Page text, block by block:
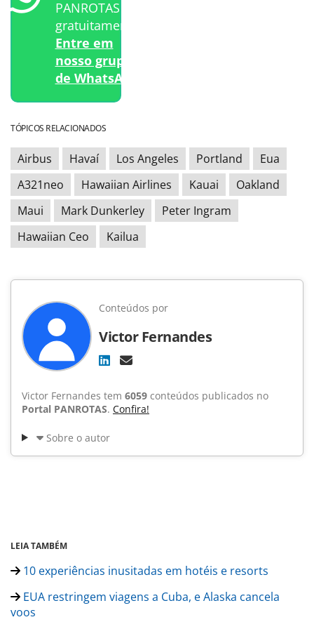
PANROTAS
gratuitamente?
Entre em
nosso grupo
de WhatsApp.
TÓPICOS RELACIONADOS
Airbus Havaí Los Angeles Portland
Eua
A321neo
Hawaiian Airlines Kauai
Oakland
Maui
Mark Dunkerley
Peter Ingram
Hawaiian Ceo
Kailua
Conteúdos por
Victor Fernandes
Victor Fernandes tem 6059 conteúdos publicados no
Portal PANROTAS. Confira!
Sobre o autor
LEIA TAMBÉM
10 experiências inusitadas em hotéis e resorts
EUA restringem viagens a Cuba, e Alaska cancela
voos